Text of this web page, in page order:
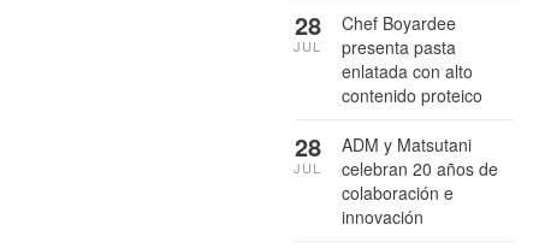
Chef Boyardee
presenta pasta
enlatada con alto
contenido proteico
28
JUL
ADM y Matsutani
celebran 20 años de
colaboración e
innovación
28
JUL